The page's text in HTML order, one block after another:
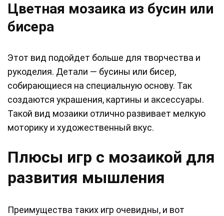
Цветная мозаика из бусин или
бисера
Этот вид подойдет больше для творчества и
рукоделия. Детали — бусины или бисер,
собирающиеся на специальную основу. Так
создаются украшения, картины и аксессуары.
Такой вид мозаики отлично развивает мелкую
моторику и художественный вкус.
Плюсы игр с мозаикой для
развития мышления
Преимущества таких игр очевидны, и вот